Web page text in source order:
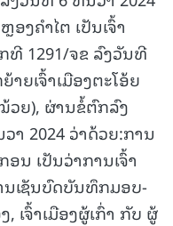
ງຄໍາໄຕ ເປັນເຈົ້າ
ທີ 1291/ຈຂ ລົງວັນທີ
ຍເຈົ້າເມືອງຕະໂອ້ຍ
ຍ), ຜ່ານຂໍ້ຕົກລົງ
າ 2024 ວ່າດ້ວຍ:ການ
ນ ເປັນວ່າການເຈົ້າ
ນເຊັນບົດບັນທຶກມອບ-
ເຈົ້າເມືອງຜູ້ເກົ່າ ກັບ ຜູ້